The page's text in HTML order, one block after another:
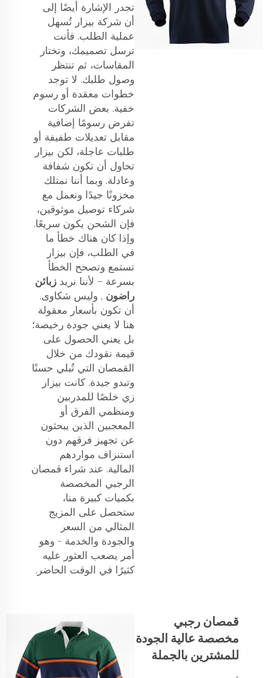
تجدر الإشارة أيضًا إلى
أن شركة بيزار تُسهل
عملية الطلب. فأنت
ترسل تصميمك، وتختار
المقاسات، ثم تنتظر
وصول طلبك. لا توجد
خطوات معقدة أو رسوم
خفية. بعض الشركات
تفرض رسومًا إضافية
مقابل تعديلات طفيفة أو
طلبات عاجلة، لكن بيزار
تحاول أن تكون شفافة
وعادلة. وبما أننا نمتلك
مخزونًا جيدًا ونعمل مع
شركاء توصيل موثوقين،
فإن الشحن يكون سريعًا.
وإذا كان هناك خطأ ما
في الطلب، فإن بيزار
تستمع وتصحح الخطأ
بسرعة — لأننا نريد زبائن
راضون , وليس شكاوى.
أن تكون بأسعار معقولة
هنا لا يعني جودة رخيصة؛
بل يعني الحصول على
قيمة نقودك من خلال
القمصان التي تُبلي حسنًا
وتبدو جيدة. كانت بيزار
زي خلصًا للمدربين
ومنظمي الفرق أو
المعجبين الذين يبحثون
عن تجهيز فرقهم دون
استنزاف مواردهم
المالية. عند شراء قمصان
الرجبي المخصصة
بكميات كبيرة منا،
ستحصل على المزيج
المثالي من السعر
والجودة والخدمة – وهو
أمر يصعب العثور عليه
كثيرًا في الوقت الحاضر.
قمصان رجبي
مخصصة عالية الجودة
للمشترين بالجملة